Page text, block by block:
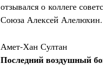
отзывался о коллеге
Союза Алексей Алелюхин.
Амет-Хан Султан
Последний воздушный